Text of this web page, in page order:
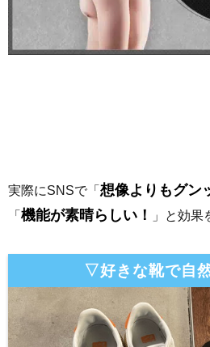
実際にSNSで「 想像よりもグン
「 機能が素晴らしい！ 」と効果
▽好きな靴で自